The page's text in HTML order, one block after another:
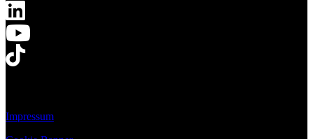
Impressum